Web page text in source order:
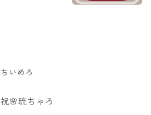
ちいめろ
祝🌸琉ちゃろ